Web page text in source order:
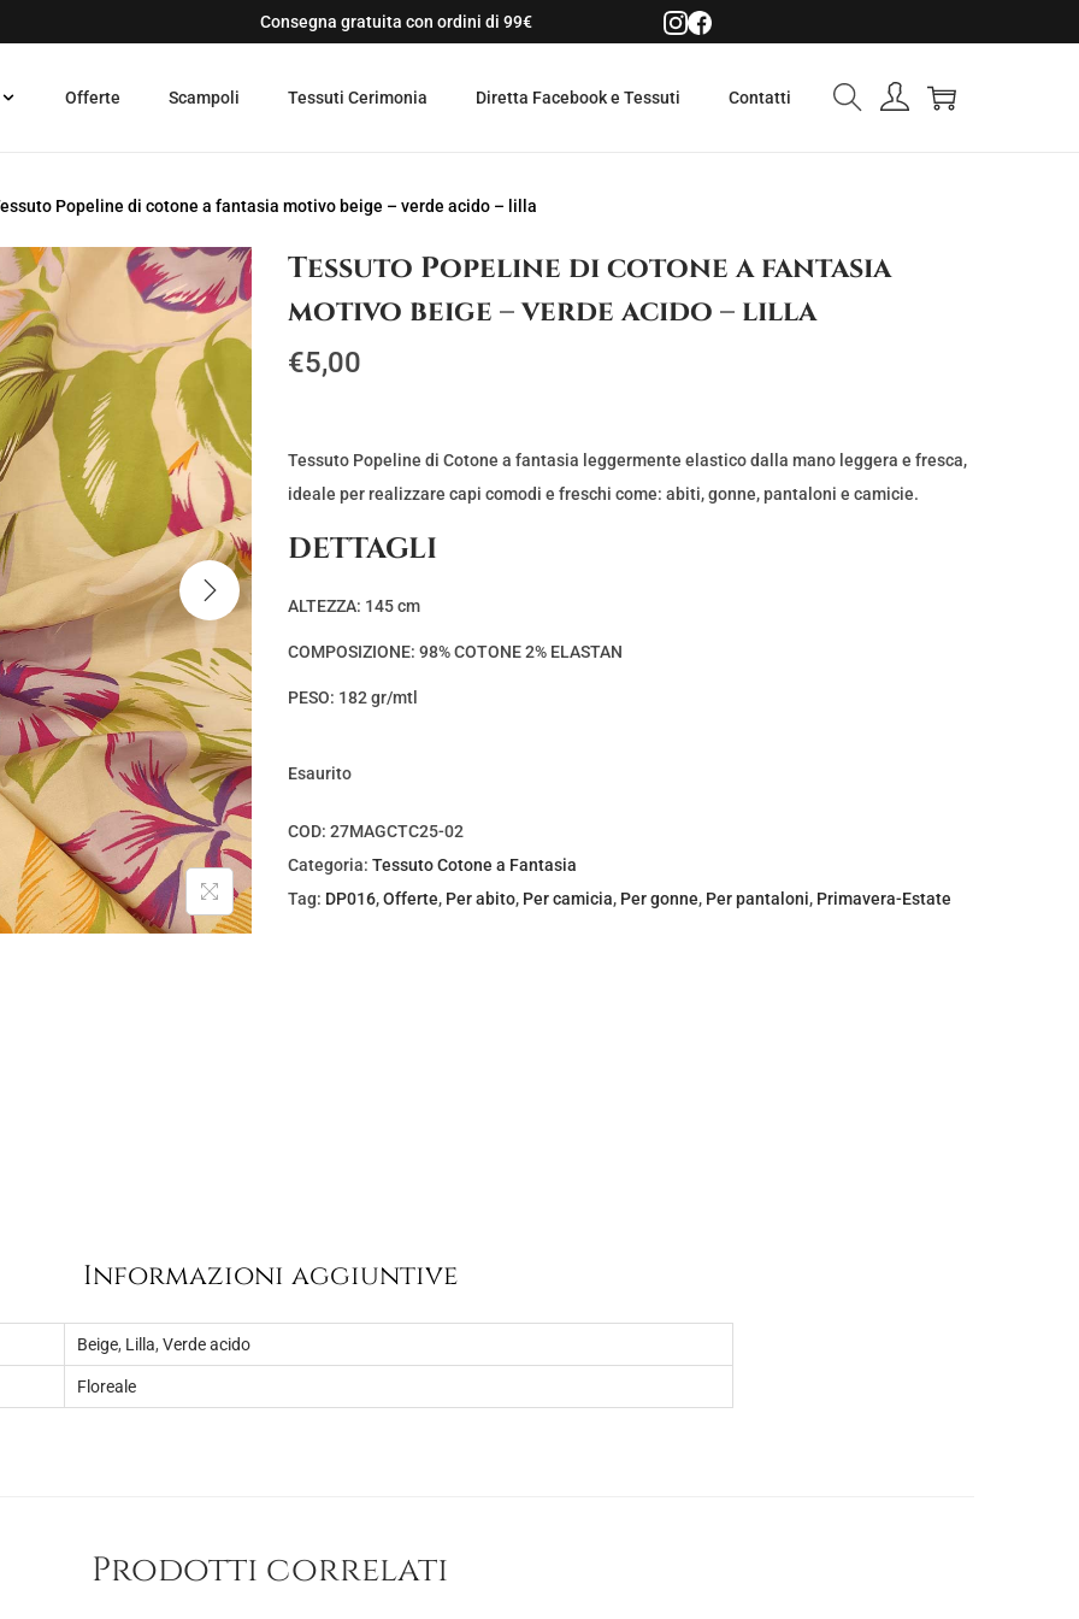
Consegna gratuita con ordini di 99€
Offerte Scampoli Tessuti Cerimonia Diretta Facebook e Tessuti Contatti
Popeline di cotone a fantasia motivo beige – verde acido – lilla
Tessuto Popeline di cotone a fantasia
motivo beige – verde acido – lilla
€5,00
Tessuto Popeline di Cotone a fantasia leggermente elastico dalla mano leggera e fresca,
ideale per realizzare capi comodi e freschi come: abiti, gonne, pantaloni e camicie.
DETTAGLI
ALTEZZA: 145 cm
COMPOSIZIONE: 98% COTONE 2% ELASTAN
PESO: 182 gr/mtl
Esaurito
COD: 27MAGCTC25-02
Categoria: Tessuto Cotone a Fantasia
Tag: DP016,Offerte, Per abito, Per camicia, Per gonne, Per pantaloni, Primavera-Estate
Informazioni aggiuntive
Beige, Lilla, Verde acido
Floreale
Prodotti correlati